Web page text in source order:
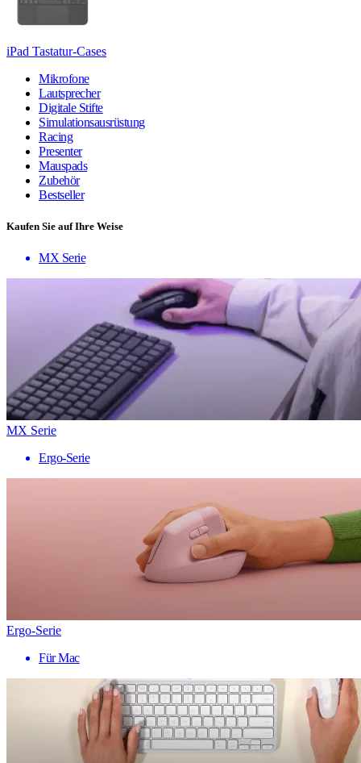
iPad Tastatur-Cases
Mikrofone
Lautsprecher
Digitale Stifte
Simulationsausrüstung
Racing
Presenter
Mauspads
Zubehör
Bestseller
Kaufen Sie auf Ihre Weise
MX Serie
MX Serie
Ergo-Serie
Ergo-Serie
Für Mac